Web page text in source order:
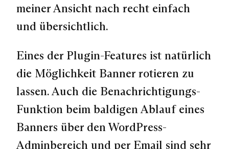
meiner Ansicht nach recht einfach
und übersichtlich.
Eines der Plugin-Features ist natürlich
die Möglichkeit Banner rotieren zu
lassen. Auch die Benachrichtigungs-
Funktion beim baldigen Ablauf eines
Banners über den WordPress-
Adminbereich und per Email sind sehr